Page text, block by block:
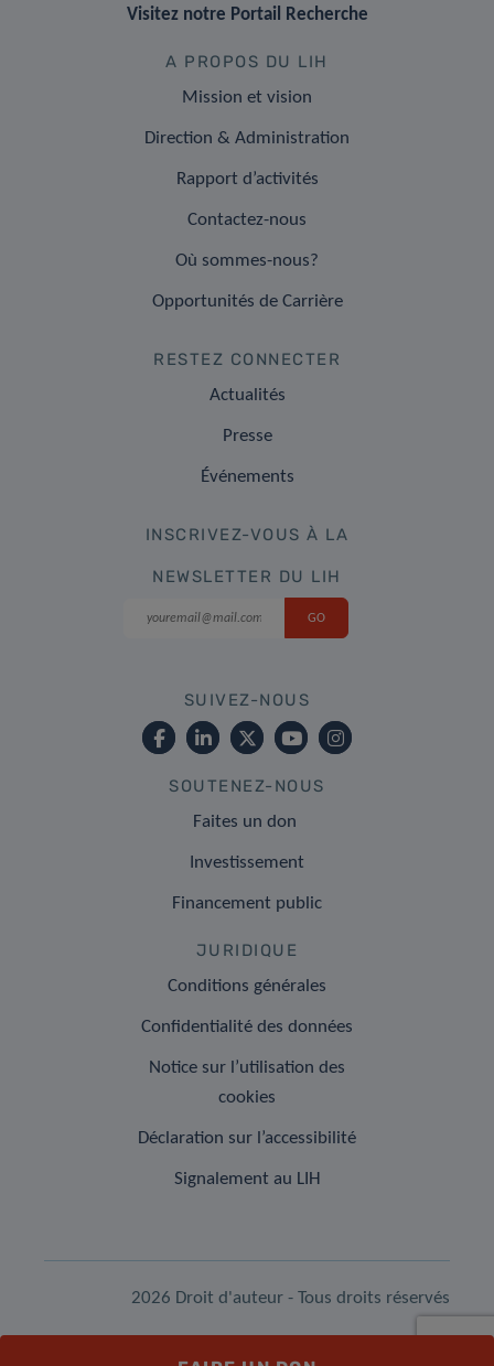
Visitez notre Portail Recherche
A PROPOS DU LIH
Mission et vision
Direction & Administration
Rapport d’activités
Contactez-nous
Où sommes-nous?
Opportunités de Carrière
RESTEZ CONNECTER
Actualités
Presse
Événements
INSCRIVEZ-VOUS À LA
NEWSLETTER DU LIH
SUIVEZ-NOUS
SOUTENEZ-NOUS
Faites un don
Investissement
Financement public
JURIDIQUE
Conditions générales
Confidentialité des données
Notice sur l’utilisation des
cookies
Déclaration sur l’accessibilité
Signalement au LIH
2026 Droit d'auteur - Tous droits réservés